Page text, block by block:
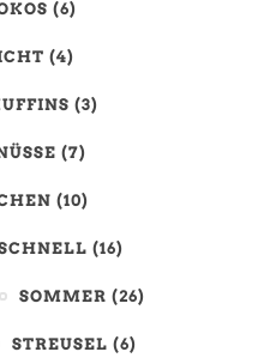
(6)
(4)
(3)
(7)
(10)
(16)
SOMMER (26)
STREUSEL (6)